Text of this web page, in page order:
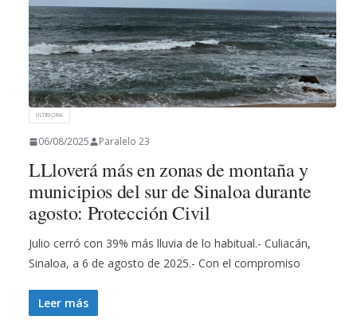
ULTIMORA
06/08/2025 Paralelo 23
LLloverá más en zonas de montaña y
municipios del sur de Sinaloa durante
agosto: Protección Civil
Julio cerró con 39% más lluvia de lo habitual.- Culiacán,
Sinaloa, a 6 de agosto de 2025.- Con el compromiso
Leer más